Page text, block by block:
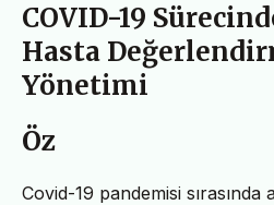
COVID-19
Hasta
Yönetimi
Öz
Covid-19 pandemisi